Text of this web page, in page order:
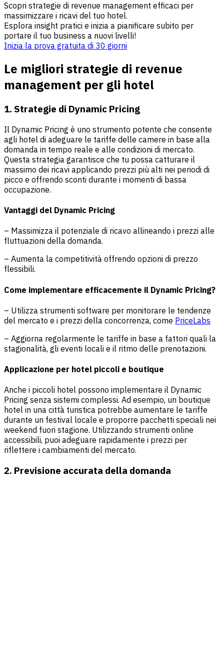
Scopri strategie di revenue management efficaci per
massimizzare i ricavi del tuo hotel.
Esplora insight pratici e inizia a pianificare subito per
portare il tuo business a nuovi livelli!
Inizia la prova gratuita di 30 giorni
Le migliori strategie di revenue
management per gli hotel
1. Strategie di Dynamic Pricing
Il Dynamic Pricing è uno strumento potente che consente
agli hotel di adeguare le tariffe delle camere in base alla
domanda in tempo reale e alle condizioni di mercato.
Questa strategia garantisce che tu possa catturare il
massimo dei ricavi applicando prezzi più alti nei periodi di
picco e offrendo sconti durante i momenti di bassa
occupazione.
Vantaggi del Dynamic Pricing
– Massimizza il potenziale di ricavo allineando i prezzi alle
fluttuazioni della domanda.
– Aumenta la competitività offrendo opzioni di prezzo
flessibili.
Come implementare efficacemente il Dynamic Pricing?
– Utilizza strumenti software per monitorare le tendenze
del mercato e i prezzi della concorrenza, come PriceLabs
– Aggiorna regolarmente le tariffe in base a fattori quali la
stagionalità, gli eventi locali e il ritmo delle prenotazioni.
Applicazione per hotel piccoli e boutique
Anche i piccoli hotel possono implementare il Dynamic
Pricing senza sistemi complessi. Ad esempio, un boutique
hotel in una città turistica potrebbe aumentare le tariffe
durante un festival locale e proporre pacchetti speciali nei
weekend fuori stagione. Utilizzando strumenti online
accessibili, puoi adeguare rapidamente i prezzi per
riflettere i cambiamenti del mercato.
2. Previsione accurata della domanda